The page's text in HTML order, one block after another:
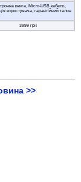
книга, Micro-USB кабель,
користувача, гарантійний талон
3999 грн
>>